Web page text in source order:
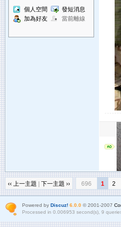
個人空間
發短消息
加為好友
當前離線
‹‹ 上一主題 下一主題 ›› 696 1 2
Powered by Discuz! 6.0.0© 2001-2007
Processed in 0.006953 second(s), 9